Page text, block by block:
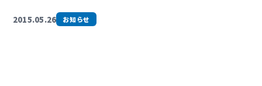
2015.05.26 お知らせ